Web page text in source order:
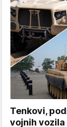
Tenkovi,
vojnih